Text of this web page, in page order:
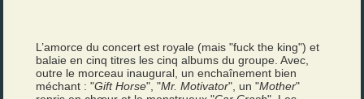
L’amorce du concert est royale (mais "fuck the king") et
balaie en cinq titres les cinq albums du groupe. Avec,
outre le morceau inaugural, un enchaînement bien
méchant : "Gift Horse", "Mr. Motivator", un "Mother"